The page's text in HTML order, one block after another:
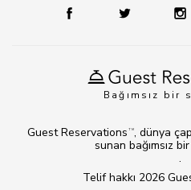
Bağımsız bir
Telif hakkı 2026
Guest Reservations TM, dünya
sunan bağımsız
.